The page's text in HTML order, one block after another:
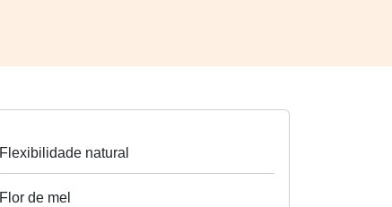
Flexibilidade natural
Flor de mel